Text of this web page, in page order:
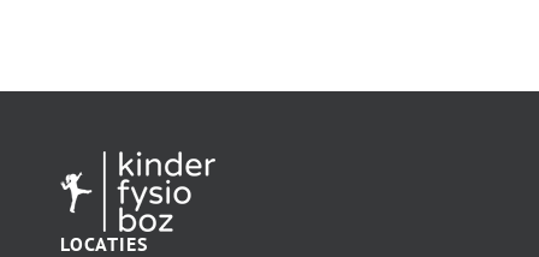
LOCATIES